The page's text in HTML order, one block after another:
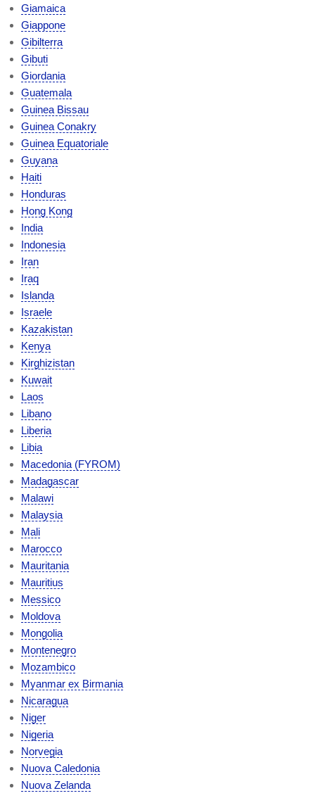
Giamaica
Giappone
Gibilterra
Gibuti
Giordania
Guatemala
Guinea Bissau
Guinea Conakry
Guinea Equatoriale
Guyana
Haiti
Honduras
Hong Kong
India
Indonesia
Iran
Iraq
Islanda
Israele
Kazakistan
Kenya
Kirghizistan
Kuwait
Laos
Libano
Liberia
Libia
Macedonia (FYROM)
Madagascar
Malawi
Malaysia
Mali
Marocco
Mauritania
Mauritius
Messico
Moldova
Mongolia
Montenegro
Mozambico
Myanmar ex Birmania
Nicaragua
Niger
Nigeria
Norvegia
Nuova Caledonia
Nuova Zelanda